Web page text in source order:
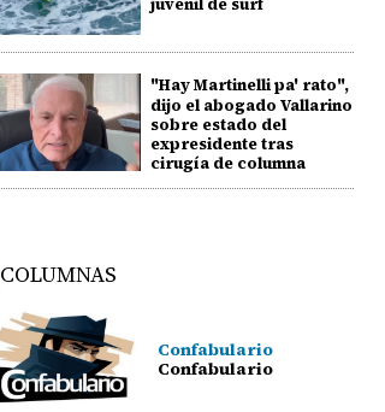
juvenil de surf
"Hay Martinelli pa' rato",
dijo el abogado Vallarino
sobre estado del
expresidente tras
cirugía de columna
COLUMNAS
Confabulario
Confabulario